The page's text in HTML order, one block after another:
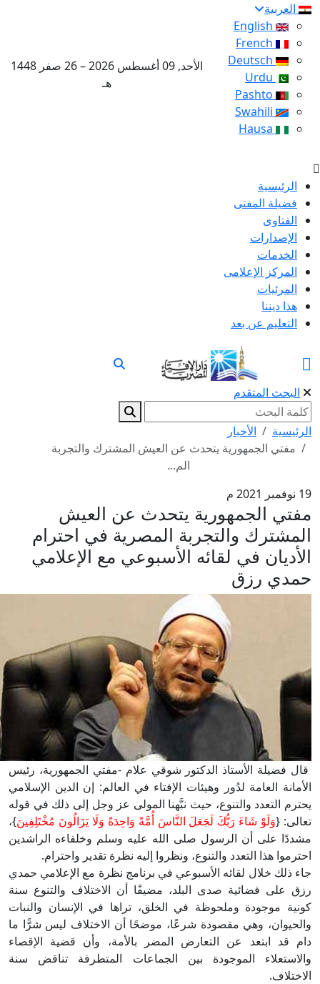
العربية
English
French
Deutsch
Pashto
Swahili
Hausa
الأحد, 09 أغسطس 2026 – 26 صفر 1448
هـ
الرئيسية
فضيلة المفتى
الفتاوى
الإصدارات
الخدمات
المركز الإعلامى
المرئيات
هذا ديننا
التعليم عن بعد
البحث المتقدم
الرئيسية
الأخبار
مفتي الجمهورية يتحدث عن العيش المشترك والتجربة
الم...
19 نوفمبر 2021 م
مفتي الجمهورية يتحدث عن العيش
المشترك والتجربة المصرية في احترام
الأديان في لقائه الأسبوعي مع الإعلامي
حمدي رزق
قال فضيلة الأستاذ الدكتور شوقي علام -مفتي الجمهورية، رئيس
الأمانة العامة لدُور وهيئات الإفتاء في العالم: إن الدين الإسلامي
يحترم التعدد والتنوع، حيث نبَّهنا المولى عز وجل إلى ذلك في قوله
تعالى: {وَلَوْ شَاءَ رَبُّكَ لَجَعَلَ النَّاسَ أُمَّةً وَاحِدَةً وَلَا يَزَالُونَ مُخْتَلِفِينَ}،
مشددًا على أن الرسول صلى الله عليه وسلم وخلفاءه الراشدين
احترموا هذا التعدد والتنوع، ونظروا إليه نظرة تقدير واحترام.
جاء ذلك خلال لقائه الأسبوعي في برنامج نظرة مع الإعلامي حمدي
رزق على فضائية صدى البلد، مضيفًا أن الاختلاف والتنوع سنة
كونية موجودة وملحوظة في الخلق، تراها في الإنسان والنبات
والحيوان، وهي مقصودة شرعًا، موضحًا أن الاختلاف ليس شرًّا ما
دام قد ابتعد عن التعارض المضر بالأمة، وأن قضية الإقصاء
والاستعلاء الموجودة بين الجماعات المتطرفة تناقض سنة
الاختلاف.